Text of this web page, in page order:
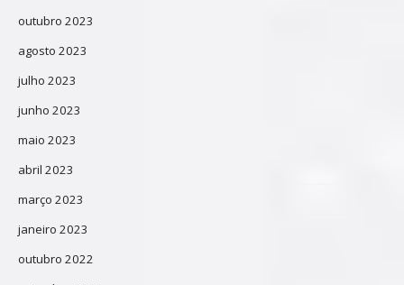
outubro 2023
agosto 2023
julho 2023
junho 2023
maio 2023
abril 2023
março 2023
janeiro 2023
outubro 2022